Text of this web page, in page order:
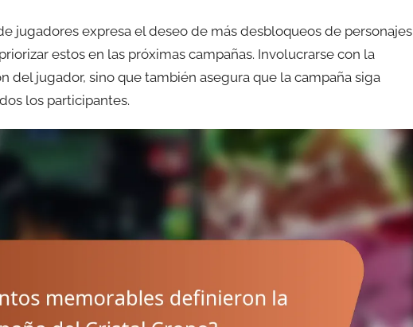
jugadores expresa el deseo de más desbloqueos de personajes
estos en las próximas campañas. Involucrarse con la
del jugador, sino que también asegura que la campaña siga
los participantes.